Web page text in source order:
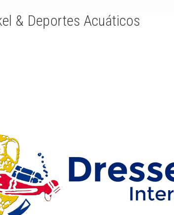
& Deportes Acuáticos